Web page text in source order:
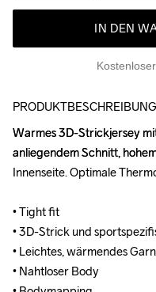
IN DEN
PRODUKTBESCHREIBUNG
Warmes 3D-Strickjersey
anliegendem Schnitt,
Innenseite. Optimale
• Tight fit
• 3D-Strick und
• Leichtes, wärmendes
• Nahtloser Body
Warmes 3D-Strickjersey
anliegendem Schnitt,
Innenseite. Optimale
• Tight fit
• 3D-Strick und
• Leichtes, wärmendes
• Nahtloser Body